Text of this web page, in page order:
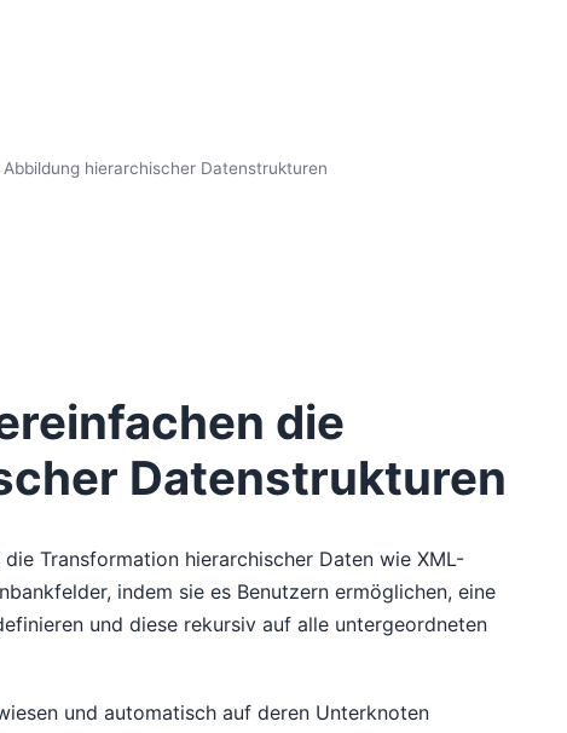
hierarchischer Datenstrukturen
die
Datenstrukturen
Transformation hierarchischer Daten wie XML-
indem sie es Benutzern ermöglichen, eine
und diese rekursiv auf alle untergeordneten
und automatisch auf deren Unterknoten